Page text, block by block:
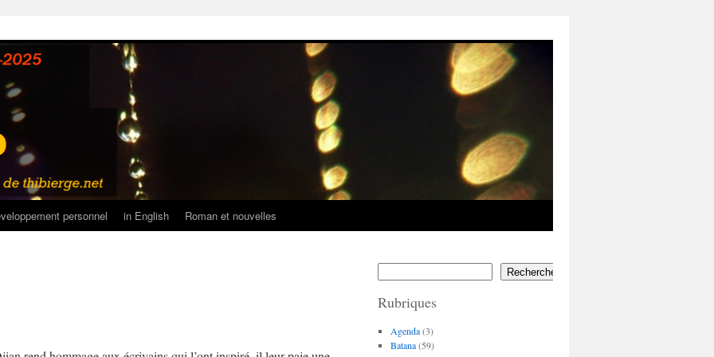
personnel in English Roman et nouvelles
Rechercher
Rubriques
Agenda(3)
Batana(59)